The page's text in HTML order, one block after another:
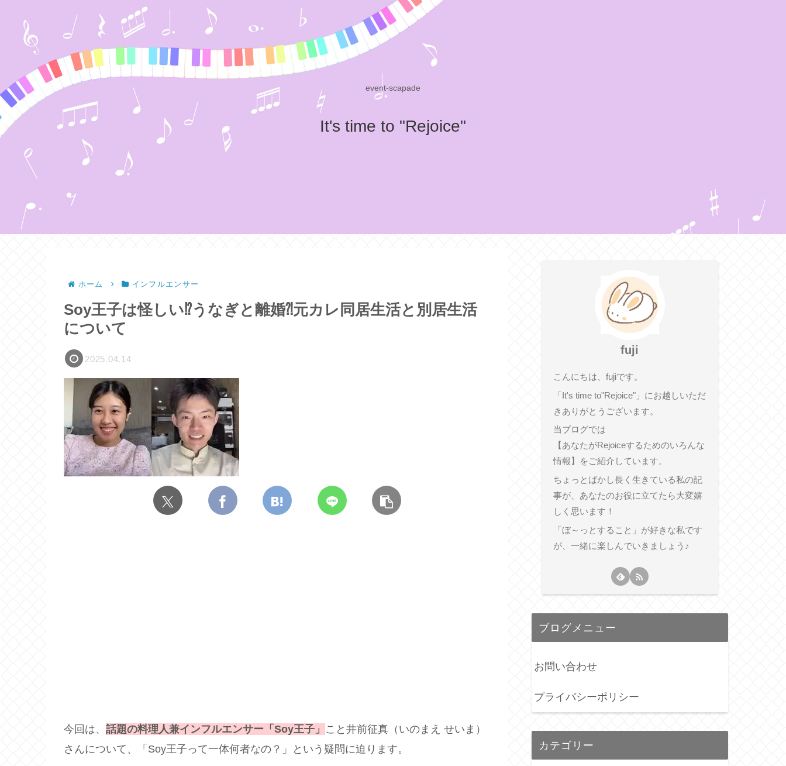
event-scapade
It's time to "Rejoice"
ホーム インフルエンサー
Soy王子は怪しい⁉うなぎと離婚⁈元カレ同居生活と別居生活
について
2025.04.14
今回は、 話題の料理人兼インフルエンサー「Soy王子」 こと井前征真（いのまえ せいま）
さんについて、「Soy王子って一体何者なの？」という疑問に迫ります。
fuji
こんにちは、fujiです。
「It's time to"Rejoice"」にお越しいただ
きありがとうございます。
当ブログでは
【あなたがRejoiceするためのいろんな
情報】をご紹介しています。
ちょっとばかし長く生きている私の記
事が、あなたのお役に立てたら大変嬉
しく思います！
「ぼ～っとすること」が好きな私です
が、一緒に楽しんでいきましょう♪
ブログメニュー
お問い合わせ
プライバシーポリシー
カテゴリー